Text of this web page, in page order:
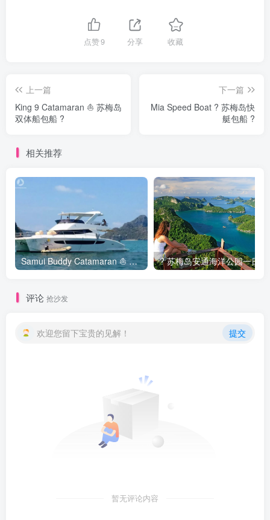
点赞9 分享 收藏
上一篇
King 9 Catamaran ⛵ 苏梅岛
双体船包船 ?️
下一篇
Mia Speed Boat ? 苏梅岛快
艇包船 ?️
相关推荐
Samui Buddy Catamaran ⛵ 苏梅岛双体船包船 ?️ ? 苏梅岛安通海洋公园一日
评论 抢沙发
欢迎您留下宝贵的见解！ 提交
暂无评论内容